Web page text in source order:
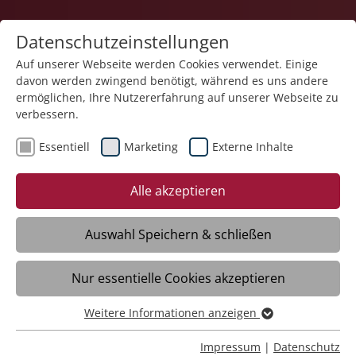
Karriere
Pflegefachkraft (m/w/d)
Datenschutzeinstellungen
Auf unserer Webseite werden Cookies verwendet. Einige
davon werden zwingend benötigt, während es uns andere
ermöglichen, Ihre Nutzererfahrung auf unserer Webseite zu
verbessern.
Essentiell Marketing Externe Inhalte
Alle akzeptieren
Auswahl Speichern & schließen
Nur essentielle Cookies akzeptieren
Essentiell
Essentielle Cookies werden für grundlegende Funktionen
Weitere Informationen anzeigen
Impressum | Datenschutz